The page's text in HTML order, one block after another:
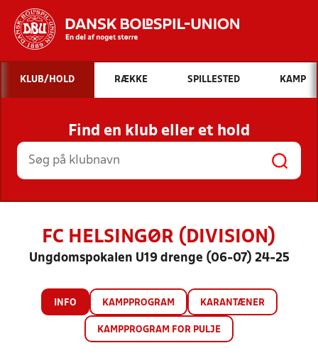
Hvad vil du søge efter?
INDHOLD OG NYHEDER
STILLINGER, RESULTATER, KLUBBER OG
HOLD
KLUB/HOLD RÆKKE SPILLESTED KAMP
Find en klub eller et hold
FC HELSINGØR (DIVISION)
Ungdomspokalen U19 drenge (06-07) 24-25
INFO KAMPPROGRAM KARANTÆNER
KAMPPROGRAM FOR PULJE